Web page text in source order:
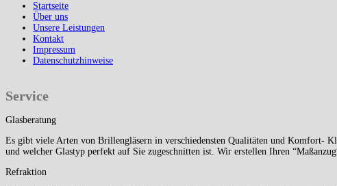
Startseite
Über uns
Unsere Leistungen
Kontakt
Impressum
Datenschutzhinweise
Service
Glasberatung
Es gibt viele Arten von Brillengläsern in verschiedensten Qualitäten und Komfort-
und welcher Glastyp perfekt auf Sie zugeschnitten ist. Wir erstellen Ihren
Refraktion